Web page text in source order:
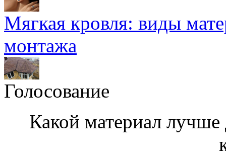
Мягкая кровля: виды
монтажа
Голосование
Какой материал